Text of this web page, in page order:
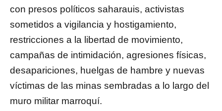
con presos políticos saharauis, activistas
sometidos a vigilancia y hostigamiento,
restricciones a la libertad de movimiento,
campañas de intimidación, agresiones físicas,
desapariciones, huelgas de hambre y nuevas
víctimas de las minas sembradas a lo largo del
muro militar marroquí.